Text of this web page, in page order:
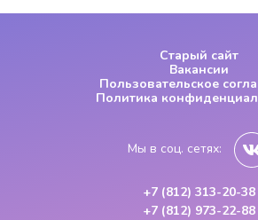
Старый сайт
Вакансии
Пользовательское
Политика
Мы в соц. сетях:
+7 (812) 313-20-38
+7 (812) 973-22-88